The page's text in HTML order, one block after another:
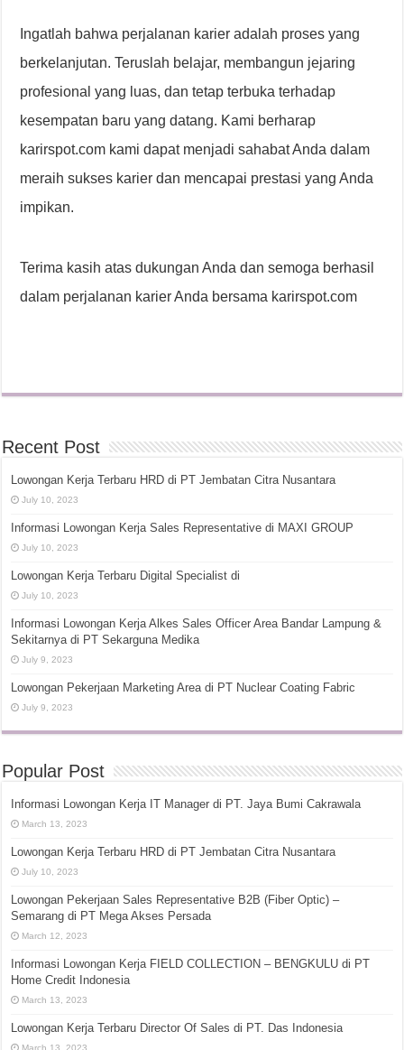
Ingatlah bahwa perjalanan karier adalah proses yang
berkelanjutan. Teruslah belajar, membangun jejaring
profesional yang luas, dan tetap terbuka terhadap
kesempatan baru yang datang. Kami berharap
karirspot.com kami dapat menjadi sahabat Anda dalam
meraih sukses karier dan mencapai prestasi yang Anda
impikan.
Terima kasih atas dukungan Anda dan semoga berhasil
dalam perjalanan karier Anda bersama karirspot.com
Recent Post
Lowongan Kerja Terbaru HRD di PT Jembatan Citra Nusantara
July 10, 2023
Informasi Lowongan Kerja Sales Representative di MAXI GROUP
July 10, 2023
Lowongan Kerja Terbaru Digital Specialist di
July 10, 2023
Informasi Lowongan Kerja Alkes Sales Officer Area Bandar Lampung &
Sekitarnya di PT Sekarguna Medika
July 9, 2023
Lowongan Pekerjaan Marketing Area di PT Nuclear Coating Fabric
July 9, 2023
Popular Post
Informasi Lowongan Kerja IT Manager di PT. Jaya Bumi Cakrawala
March 13, 2023
Lowongan Kerja Terbaru HRD di PT Jembatan Citra Nusantara
July 10, 2023
Lowongan Pekerjaan Sales Representative B2B (Fiber Optic) –
Semarang di PT Mega Akses Persada
March 12, 2023
Informasi Lowongan Kerja FIELD COLLECTION – BENGKULU di PT
Home Credit Indonesia
March 13, 2023
Lowongan Kerja Terbaru Director Of Sales di PT. Das Indonesia
March 13, 2023